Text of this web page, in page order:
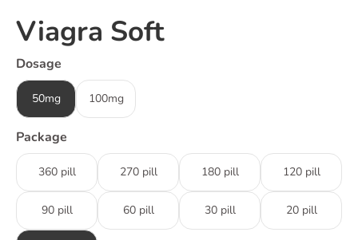
Viagra Soft
Dosage
50mg 100mg
Package
360 pill 270 pill 180 pill 120 pill
90 pill 60 pill 30 pill 20 pill